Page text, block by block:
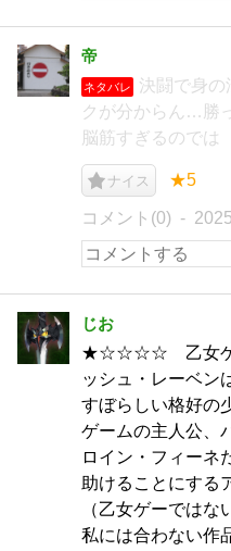
帝
ネタバレ
決闘で身の
クが分からん…勝
脳筋すぎるのでは
ナイス ★5
コメント(0)
じお
★☆☆☆☆ 乙女ゲー
ッシュ・レーベン
すぼらしい格好の
ゲームの主人公、
ロイン・フィーネ
助けることにする
（乙女ゲーではな
私には合わない作